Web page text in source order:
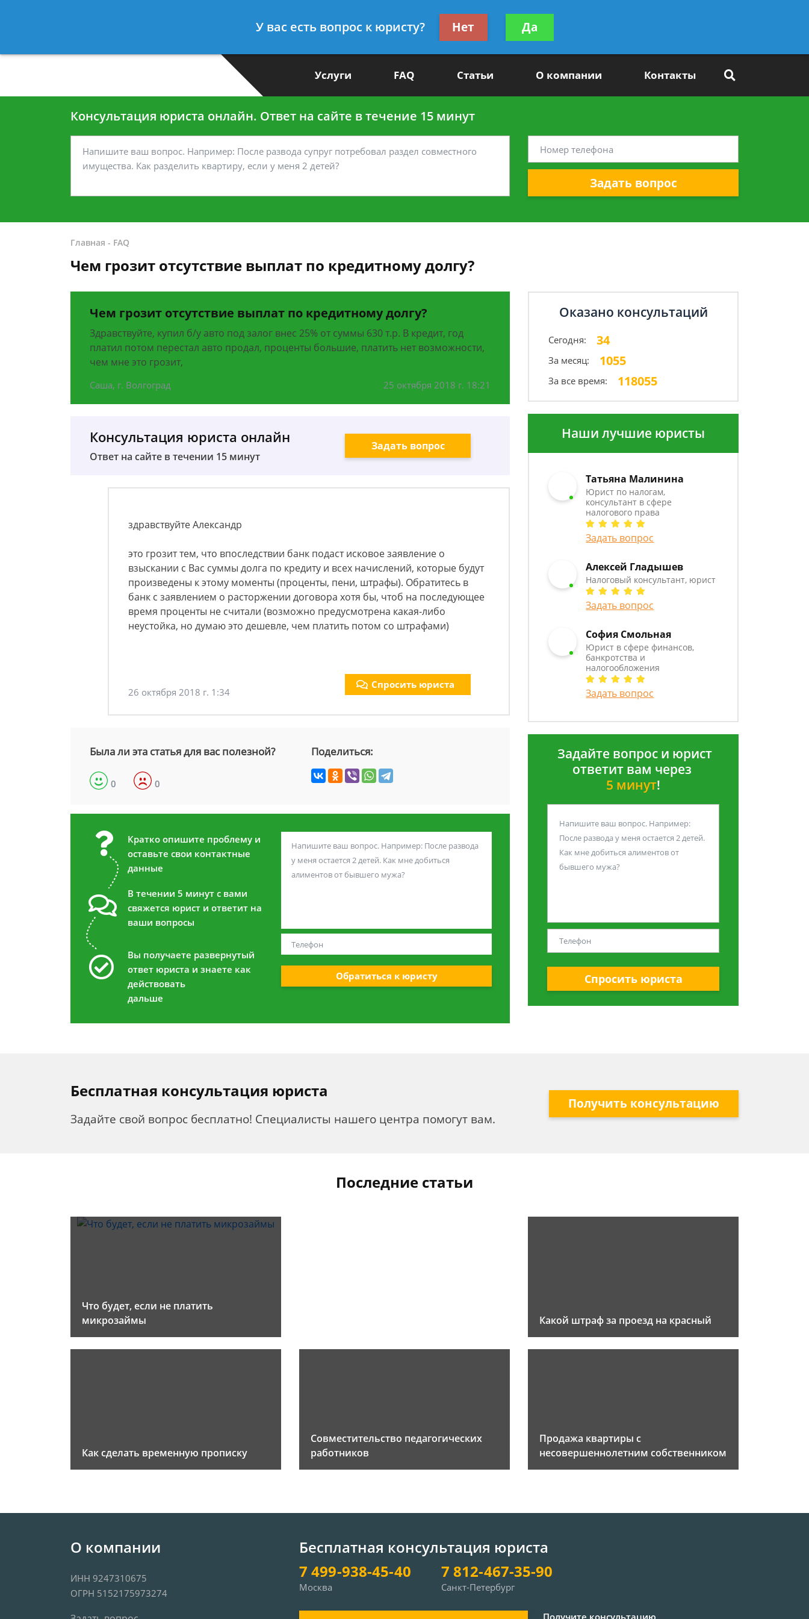
7 812-467-35-90
Получите консультацию
бесплатно
Услуги FAQ Статьи О компании Контакты
Консультация юриста онлайн. Ответ на сайте в течение 15 минут
Задать вопрос
Главная - FAQ
Чем грозит отсутствие выплат по кредитному долгу?
Чем грозит отсутствие выплат по кредитному долгу?
Здравствуйте, купил б/у авто под залог внес 25% от суммы 630 т.р. В кредит, год
платил потом перестал авто продал, проценты большие, платить нет возможности,
чем мне это грозит,
Саша, г. Волгоград 25 октября 2018 г. 18:21
Консультация юриста онлайн
Ответ на сайте в течении 15 минут
Задать вопрос
здравствуйте Александр
это грозит тем, что впоследствии банк подаст исковое заявление о
взыскании с Вас суммы долга по кредиту и всех начислений, которые будут
произведены к этому моменты (проценты, пени, штрафы). Обратитесь в
банк с заявлением о расторжении договора хотя бы, чтоб на последующее
время проценты не считали (возможно предусмотрена какая-либо
неустойка, но думаю это дешевле, чем платить потом со штрафами)
26 октября 2018 г. 1:34
Спросить юриста
Была ли эта статья для вас полезной?
0 0
Поделиться:
Кратко опишите проблему и
оставьте свои контактные
данные
В течении 5 минут с вами
свяжется юрист и ответит на
ваши вопросы
Вы получаете развернутый
ответ юриста и знаете как
действовать
дальше
Обратиться к юристу
Оказано консультаций
Сегодня: 34
За месяц: 1055
За все время: 118055
Наши лучшие юристы
Татьяна Малинина
Юрист по налогам,
консультант в сфере
налогового права
Задать вопрос
Алексей Гладышев
Налоговый консультант, юрист
Задать вопрос
София Смольная
Юрист в сфере финансов,
банкротства и
налогообложения
Задать вопрос
Задайте вопрос и юрист
ответит вам через
5 минут!
Спросить юриста
Бесплатная консультация юриста
Задайте свой вопрос бесплатно! Специалисты нашего центра помогут вам.
Получить консультацию
Последние статьи
Что будет, если не платить
микрозаймы
Какой штраф за проезд на красный
Как сделать временную прописку
Совместительство педагогических
работников
Продажа квартиры с
несовершеннолетним собственником
О компании
ИНН 9247310675
ОГРН 5152175973274
Бесплатная консультация юриста
7 499-938-45-40
Москва
7 812-467-35-90
Санкт-Петербург
Получите консультацию
У вас есть вопрос к юристу? Нет Да